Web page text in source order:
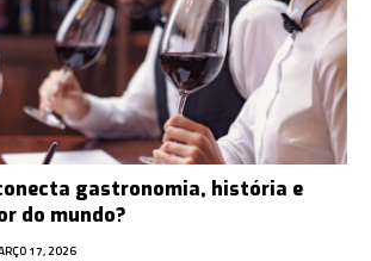
gastronomia, história e
do mundo?
17, 2026